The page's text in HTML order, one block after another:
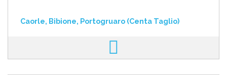
Caorle, Bibione, Portogruaro (Centa Taglio)